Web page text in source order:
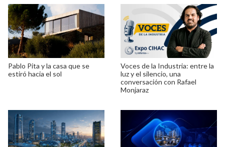
Pablo Pita y la casa que se
estiró hacia el sol
Voces de la Industria: entre la
luz y el silencio, una
conversación con Rafael
Monjaraz